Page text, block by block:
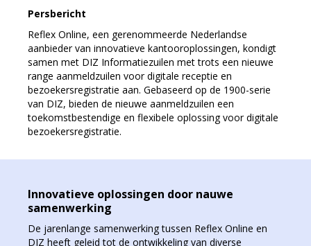
Persbericht
Reflex Online, een gerenommeerde Nederlandse
aanbieder van innovatieve kantooroplossingen, kondigt
samen met DIZ Informatiezuilen met trots een nieuwe
range aanmeldzuilen voor digitale receptie en
bezoekersregistratie aan. Gebaseerd op de 1900-serie
van DIZ, bieden de nieuwe aanmeldzuilen een
toekomstbestendige en flexibele oplossing voor digitale
bezoekersregistratie.
Innovatieve oplossingen door nauwe
samenwerking
De jarenlange samenwerking tussen Reflex Online en
DIZ heeft geleid tot de ontwikkeling van diverse